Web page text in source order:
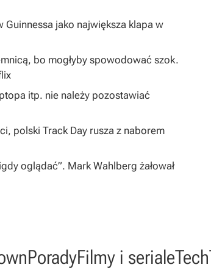
jako największa klapa w
bo mogłyby spowodować szok.
itp. nie należy pozostawiać
polski Track Day rusza z naborem
oglądać”. Mark Wahlberg żałował
PoradyFilmy i serialeTech